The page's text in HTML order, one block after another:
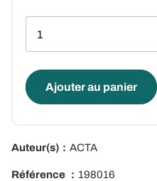
Ajouter au panier
Auteur(s) ACTA
Référence 198016